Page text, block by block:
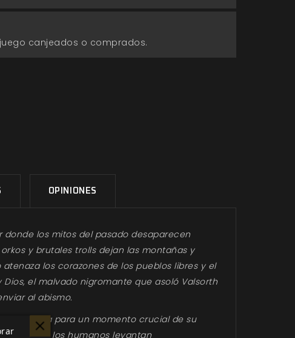
canjeados o comprados.
OPINIONES
donde los mitos del pasado desaparecen
y brutales trolls dejan las montañas y
los corazones de los pueblos libres y el
el malvado nigromante que asoló Valsorth
al abismo.
prepara para un momento crucial de su
mientras los humanos levantan